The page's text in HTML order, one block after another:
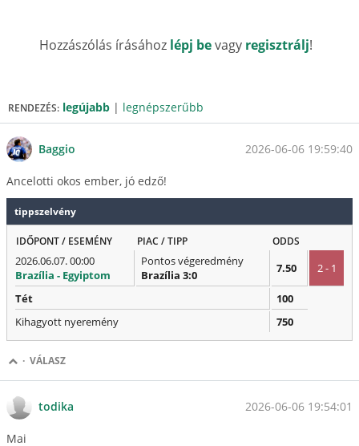
Hozzászólás írásához lépj bevagy regisztrálj!
RENDEZÉS: legújabb | legnépszerűbb
Baggio 2026-06-06 19:59:40
Ancelotti okos ember, jó edző!
tippszelvény
IDŐPONT / ESEMÉNY PIAC / TIPP ODDS
2026.06.07. 00:00
Brazília - Egyiptom
Pontos végeredmény
Brazília 3:0
7.50 2 - 1
Tét
100
Kihagyott nyeremény
750
· VÁLASZ
todika 2026-06-06 19:54:01
Mai